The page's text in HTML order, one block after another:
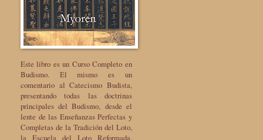
Este libro es un Curso Completo en
Budismo. El mismo es un
comentario al Catecismo Budista,
presentando todas las doctrinas
principales del Budismo, desde el
lente de las Enseñanzas Perfectas y
Completas de la Tradición del Loto,
la Escuela del Loto Reformada,